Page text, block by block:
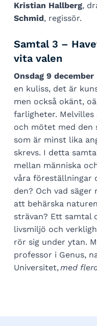
Kristian Hallberg,
Schmid, regissör.
Samtal 3 –
vita valen
Onsdag 9 december
en kuliss, det är
men också okänt,
farligheter. Melvilles
och mötet med den
som är minst lika
skrevs. I detta
mellan människa
våra föreställningar
den? Och vad
att behärska
strävan? Ett samtal
livsmiljö och
rör sig under ytan.
professor i Genus,
Universitet,med